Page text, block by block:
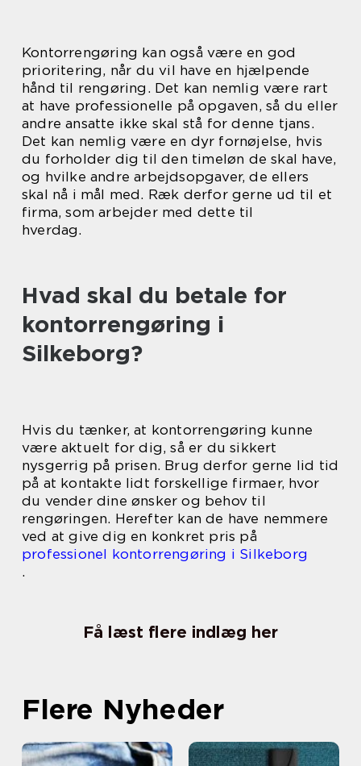
Kontorrengøring kan også være en god
prioritering, når du vil have en hjælpende
hånd til rengøring. Det kan nemlig være rart
at have professionelle på opgaven, så du eller
andre ansatte ikke skal stå for denne tjans.
Det kan nemlig være en dyr fornøjelse, hvis
du forholder dig til den timeløn de skal have,
og hvilke andre arbejdsopgaver, de ellers
skal nå i mål med. Ræk derfor gerne ud til et
firma, som arbejder med dette til
hverdag.
Hvad skal du betale for
kontorrengøring i
Silkeborg?
Hvis du tænker, at kontorrengøring kunne
være aktuelt for dig, så er du sikkert
nysgerrig på prisen. Brug derfor gerne lid tid
på at kontakte lidt forskellige firmaer, hvor
du vender dine ønsker og behov til
rengøringen. Herefter kan de have nemmere
ved at give dig en konkret pris på
professionel kontorrengøring i Silkeborg
.
Få læst flere indlæg her
Flere Nyheder